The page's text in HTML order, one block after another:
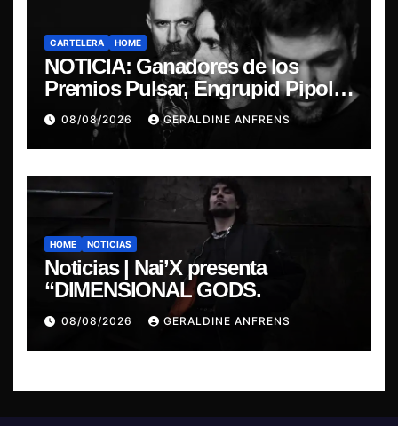
CARTELERA HOME
NOTICIA: Ganadores de los
Premios Pulsar, Engrupid Pipol
presentan show exclusivo.
08/08/2026 GERALDINE ANFRENS
HOME NOTICIAS
Noticias | Nai’X presenta
“DIMENSIONAL GODS.
08/08/2026 GERALDINE ANFRENS